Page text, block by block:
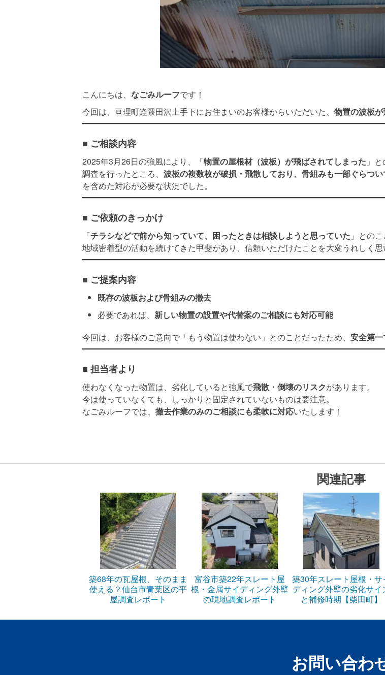
こんにちは、 なごみルーフです！
今回は、亘理町逢隈田沢土手下にお住まいのお客様からいただいた、 物置の波板
■ ご相談内容
2025年3月26日の強風により、「物置の屋根材（波板）が飛ばされてしまった 」
調査を行ったところ、 波板の複数枚が破損・飛散しており、骨組みも一部ぐらつ
を含めた対応が必要な状況でした。
■ ご依頼のきっかけ
「チラシなどで前から知っていて、困ったときは相談しようと思っていた 」とのこ
地域密着型の活動を続けてきた甲斐があり、信頼いただけたことを大変うれしく思
■ ご提案内容
既存の波板および骨組みの撤去
必要であれば、 新しい物置の設置や代替案のご相談にも対応可能
今回は、お客様のご意向で「もう物置は使わない」とのことだったため、 安全第
■ 担当者より
使わなくなった物置は、劣化していると強風で飛散・倒壊のリスクがあります。
今は使っていなくても、しっかりと固定されていないものは要注意。
なごみルーフでは、 撤去作業のみのご相談にも柔軟に対応いたします！
関連記事
築68年の瓦屋根、そのまま
使える？仙台市青葉区の平
屋調査レポート
富谷市築22年スレート屋
根・金属サイディング外壁
の現地調査レポート
築30年スレート屋根・サ
ディング外壁の劣化サイ
と補修時期【柴田町】
お問い合わ